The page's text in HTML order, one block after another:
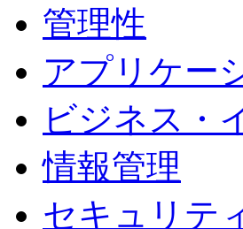
管理性
アプリケー
ビジネス・
情報管理
セキュリテ